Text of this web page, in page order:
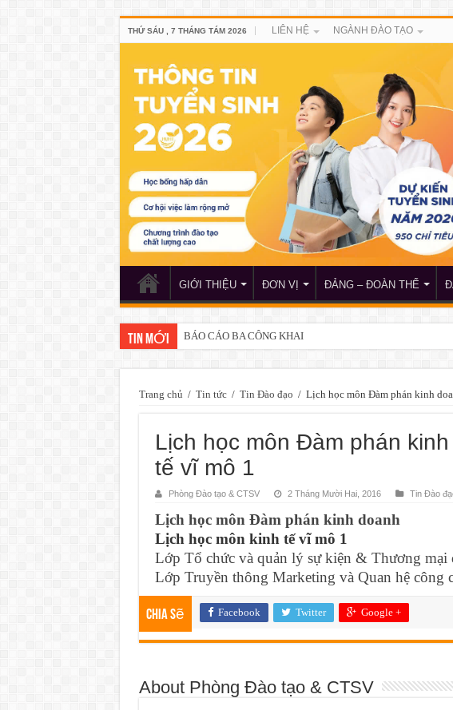
THỨ SÁU , 7 THÁNG TÁM 2026 LIÊN HỆ NGÀNH ĐÀO TẠO
GIỚI THIỆU ĐƠN VỊ ĐẢNG – ĐOÀN THỂ
TIN MỚI BÁO CÁO BA CÔNG KHAI
Trang chủ / Tin tức / Tin Đào đạo / Lịch học môn Đàm phán kinh
Lịch học môn Đàm phán
tế vĩ mô 1
Phòng Đào tạo & CTSV 2 Tháng Mười Hai, 2016 Tin Đào
Lịch học môn Đàm phán kinh doanh
Lịch học môn kinh tế vĩ mô 1
Lớp Tổ chức và quản lý sự kiện & Thương mại
Lớp Truyền thông Marketing và Quan hệ công
Chia sẽ Facebook Twitter Google +
About Phòng Đào tạo & CTSV